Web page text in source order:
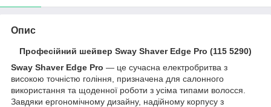
Опис
Професійний шейвер Sway Shaver Edge Pro (115 5290)
Sway Shaver Edge Pro — це сучасна електробритва з
високою точністю гоління, призначена для салонного
використання та щоденної роботи з усіма типами волосся.
Завдяки ергономічному дизайну, надійному корпусу з